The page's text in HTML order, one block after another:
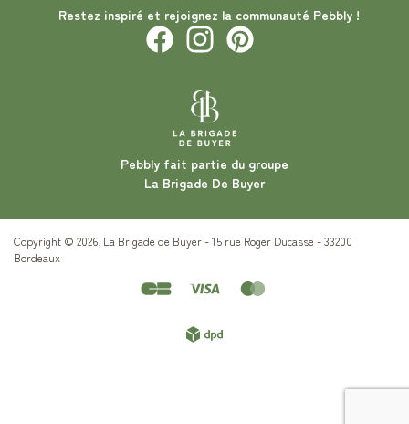
Pebbly fait partie du groupe
La Brigade De Buyer
Restez inspiré et rejoignez la communauté Pebbly !
Copyright © 2026, La Brigade de Buyer - 15 rue Roger Ducasse - 33200
Bordeaux